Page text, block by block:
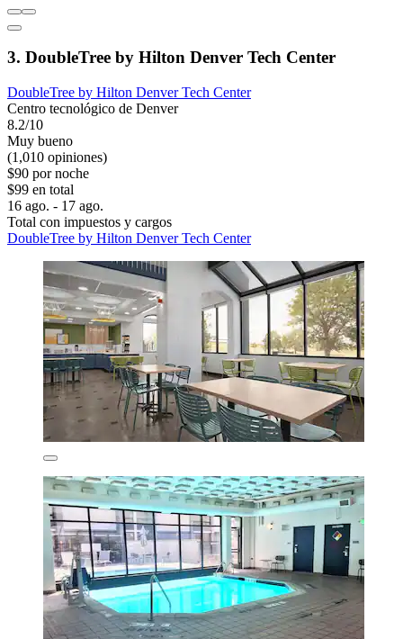
3. DoubleTree by Hilton Denver Tech Center
DoubleTree by Hilton Denver Tech Center
Centro tecnológico de Denver
8.2/10
Muy bueno
(1,010 opiniones)
$90 por noche
$99 en total
16 ago. - 17 ago.
Total con impuestos y cargos
DoubleTree by Hilton Denver Tech Center